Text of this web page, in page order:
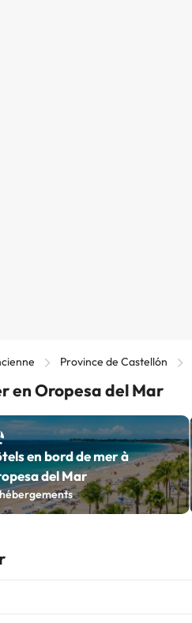
Province de Castellón
en Oropesa del Mar
en bord de mer à
del Mar